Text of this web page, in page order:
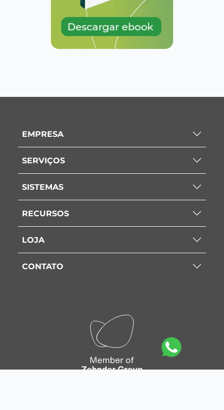
EMPRESA
SERVIÇOS
SISTEMAS
RECURSOS
LOJA
CONTATO